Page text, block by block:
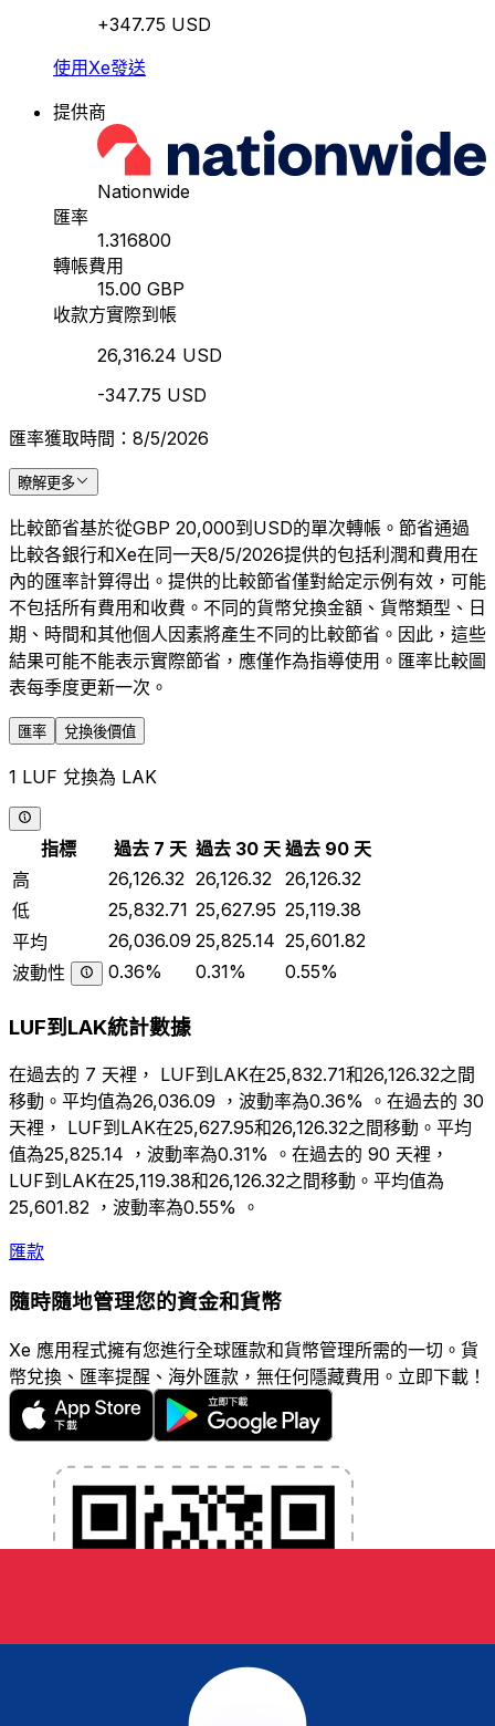
+347.75 USD
使用Xe發送
提供商
Nationwide
匯率
1.316800
轉帳費用
15.00 GBP
收款方實際到帳
26,316.24 USD
-347.75 USD
匯率獲取時間：8/5/2026
瞭解更多
比較節省基於從GBP 20,000到USD的單次轉帳。節省通過
比較各銀行和Xe在同一天8/5/2026提供的包括利潤和費用在
內的匯率計算得出。提供的比較節省僅對給定示例有效，可能
不包括所有費用和收費。不同的貨幣兌換金額、貨幣類型、日
期、時間和其他個人因素將產生不同的比較節省。因此，這些
結果可能不能表示實際節省，應僅作為指導使用。匯率比較圖
表每季度更新一次。
匯率 兌換後價值
1 LUF 兌換為 LAK
指標 過去 7 天 過去 30 天 過去 90 天
高
26,126.32 26,126.32 26,126.32
低
25,832.71 25,627.95 25,119.38
平均
26,036.09 25,825.14 25,601.82
波動性
0.36% 0.31% 0.55%
LUF到LAK統計數據
在過去的 7 天裡， LUF到LAK在25,832.71和26,126.32之間
移動。平均值為26,036.09 ，波動率為0.36% 。在過去的 30
天裡， LUF到LAK在25,627.95和26,126.32之間移動。平均
值為25,825.14 ，波動率為0.31% 。在過去的 90 天裡，
LUF到LAK在25,119.38和26,126.32之間移動。平均值為
25,601.82 ，波動率為0.55% 。
匯款
隨時隨地管理您的資金和貨幣
Xe 應用程式擁有您進行全球匯款和貨幣管理所需的一切。貨
幣兌換、匯率提醒、海外匯款，無任何隱藏費用。立即下載！